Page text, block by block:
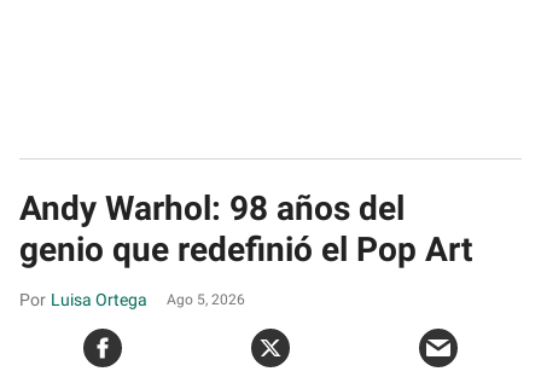
Andy Warhol: 98 años del
genio que redefinió el Pop Art
Luisa Ortega Ago 5, 2026